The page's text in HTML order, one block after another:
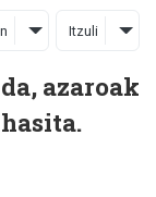
Itzuli
azaroak